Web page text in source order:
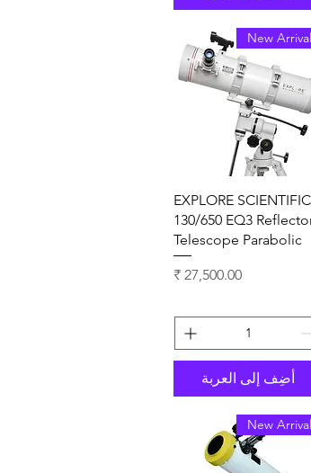
العرض السريع
New Arrival
EXPLORE SCIENTIFIC
130/650 EQ3
Telescope Parabolic
السعر
أضِف إلى العربة
New Arrival